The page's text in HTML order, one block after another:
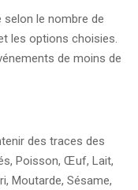
le nombre de
les options choisies.
de moins de
des traces des
Poisson, Œuf, Lait,
Moutarde, Sésame,